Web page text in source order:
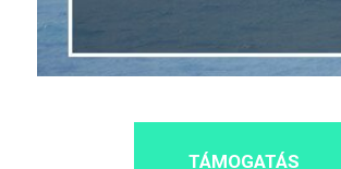
TÁMOGATÁS